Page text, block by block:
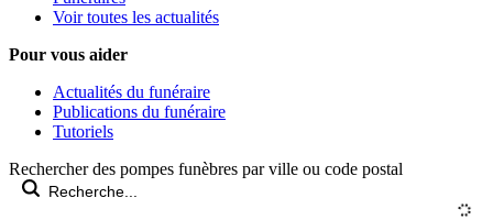
Voir toutes les actualités
Pour vous aider
Actualités du funéraire
Publications du funéraire
Tutoriels
Rechercher des pompes funèbres par ville ou code postal